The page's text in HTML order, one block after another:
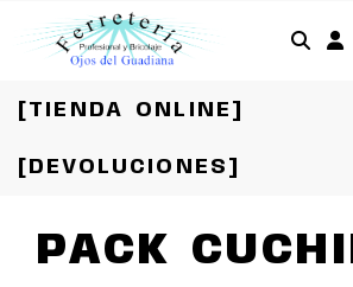
[TIENDA ONLINE]
[DEVOLUCIONES]
PACK